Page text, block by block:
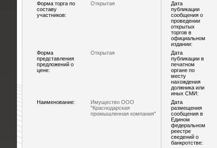
Форма торга по
составу
участников:
Открытая
Дата
публикации
сообщения о
проведении
открытых
торгов в
официальном
издании:
Форма
представления
предложений о
цене:
Открытая
Дата
публикации в
печатном
органе по
месту
нахождения
должника или
иных СМИ:
Наименование:
Имущество ООО
"Краснодарская
промышленная компания"
Дата
размещения
сообщения в
Едином
федеральном
реестре
сведений о
банкротстве: